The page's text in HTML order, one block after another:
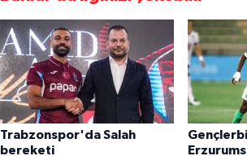
Trabzonspor'da Salah
bereketi